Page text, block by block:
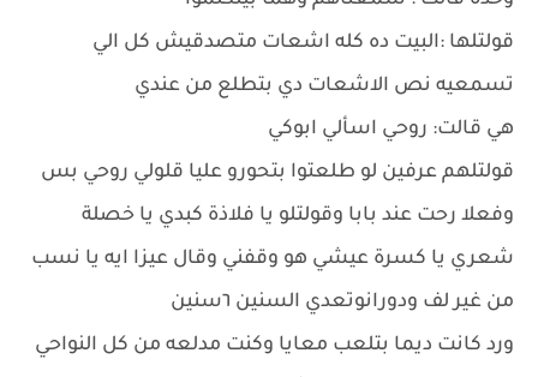
قولتلها :البيت ده كله اشعات متصدقيش كل الي
تسمعيه نص الاشعات دي بتطلع من عندي
هي قالت: روحي اسألي ابوكي
قولتلهم عرفين لو طلعتوا بتحورو عليا قلولي روحي بس
وفعلا رحت عند بابا وقولتلو يا فلاذة كبدي يا خصلة
شعري يا كسرة عيشي هو وقفني وقال عيزا ايه يا نسب
من غير لف ودورانوتعدي السنين ٦سنين
ورد كانت ديما بتلعب معايا وكنت مدلعه من كل النواحي